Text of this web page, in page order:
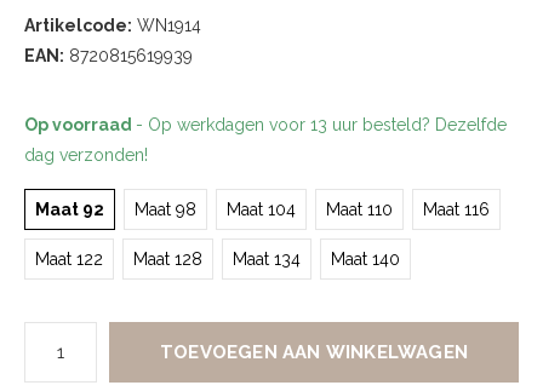
Artikelcode: WN1914
EAN: 8720815619939
Op voorraad - Op werkdagen voor 13 uur besteld? Dezelfde
dag verzonden!
Maat 92 Maat 98 Maat 104 Maat 110 Maat 116
Maat 122 Maat 128 Maat 134 Maat 140
TOEVOEGEN AAN WINKELWAGEN